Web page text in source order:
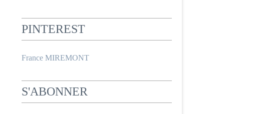
PINTEREST
France MIREMONT
S'ABONNER